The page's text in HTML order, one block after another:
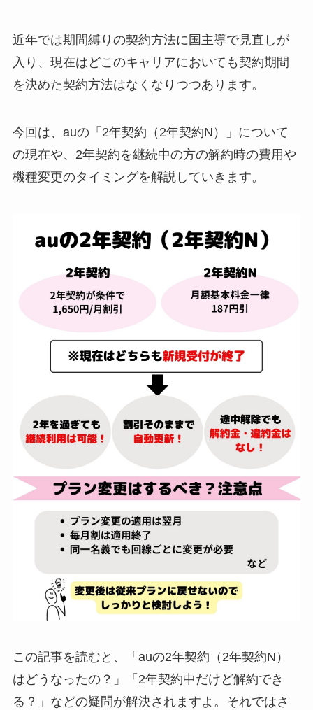
近年では期間縛りの契約方法に国主導で見直しが
入り、現在はどこのキャリアにおいても契約期間
を決めた契約方法はなくなりつつあります。
今回は、auの「2年契約（2年契約N）」について
の現在や、2年契約を継続中の方の解約時の費用や
機種変更のタイミングを解説していきます。
この記事を読むと、「auの2年契約（2年契約N）
はどうなったの？」「2年契約中だけど解約でき
る？」などの疑問が解決されますよ。それではさ